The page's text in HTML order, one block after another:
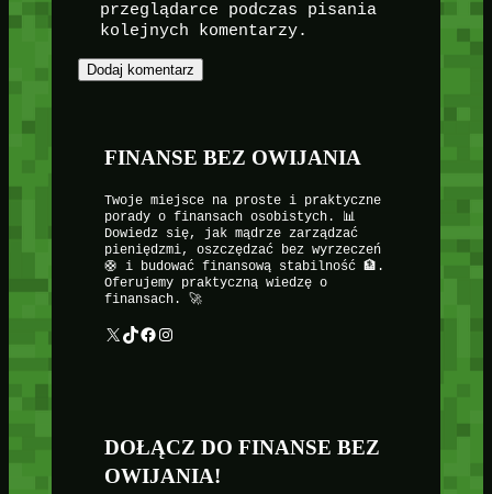
przeglądarce podczas pisania
kolejnych komentarzy.
FINANSE BEZ OWIJANIA
Twoje miejsce na proste i praktyczne
porady o finansach osobistych. 📊
Dowiedz się, jak mądrze zarządzać
pieniędzmi, oszczędzać bez wyrzeczeń
🛟 i budować finansową stabilność 🏦.
Oferujemy praktyczną wiedzę o
finansach. 🚀
X TikTok Facebook Instagram
DOŁĄCZ DO FINANSE BEZ
OWIJANIA!